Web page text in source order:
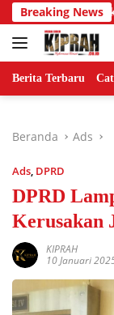
Langsung
ke
konten
Breaking News
Berisik,
Berita Terbaru
Beranda Ads
Ads, DPRD
DPRD
Kerusakan
KIPRAH
10 Januari